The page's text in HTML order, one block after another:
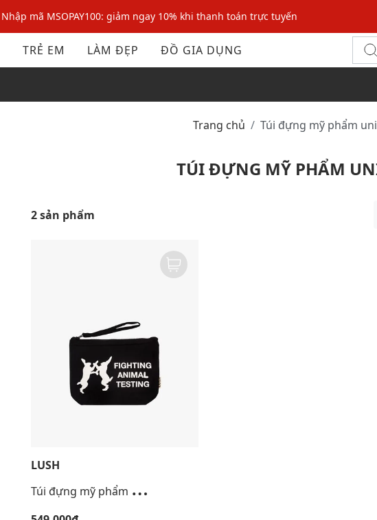
Nhập mã MSOPAY100: giảm ngay 10% khi thanh toán trực tuyến
Nhập mã: MSOXINCHAO - Giảm 10% đơn đầu cho thành viên mới!
Nhập mã MSOPAY100: giảm ngay 10% khi thanh toán trực tuyến
TRẺ EM LÀM ĐẸP ĐỒ GIA DỤNG
Trang chủ Túi đựng mỹ phẩm
TÚI ĐỰNG MỸ PHẨM
2 sản phẩm
LUSH
T
úi đựng mỹ phẩm FAT Cosmetic